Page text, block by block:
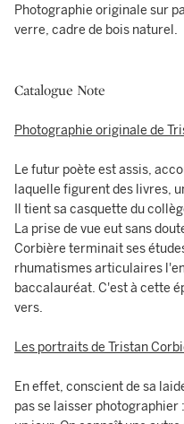
Photographie originale sur
verre, cadre de bois naturel.
Catalogue Note
Photographie originale de
Le futur poète est assis,
laquelle figurent des livres,
Il tient sa casquette du
La prise de vue eut sans
Corbière terminait ses
rhumatismes articulaires
baccalauréat. C'est à cette
vers.
Les portraits de Tristan
En effet, conscient de sa
pas se laisser photographier